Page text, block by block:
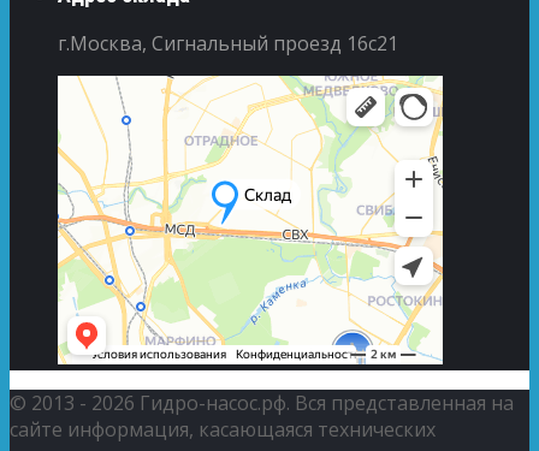
г.Москва, Сигнальный проезд 16с21
© 2013 - 2026 Гидро-насос.рф. Вся представленная на
сайте информация, касающаяся технических